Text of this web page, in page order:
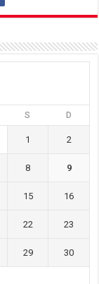
S D
1 2
8 9
15 16
22 23
29 30